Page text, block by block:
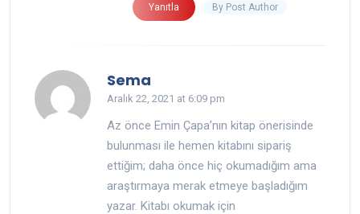
Yanıtla By Post Author
Sema
Aralık 22, 2021 at 6:09 pm
Az önce Emin Çapa’nın kitap önerisinde
bulunması ile hemen kitabını sipariş
ettiğim; daha önce hiç okumadığım ama
araştırmaya merak etmeye başladığım
yazar. Kitabı okumak için